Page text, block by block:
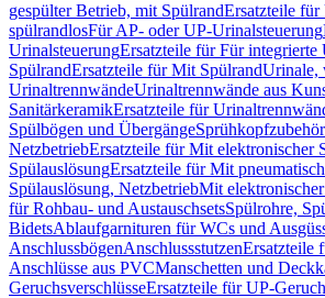
gespülter Betrieb, mit SpülrandErsatzteile
spülrandlosFür AP- oder UP-Urinalsteuerung
UrinalsteuerungErsatzteile für Für integrierte
SpülrandErsatzteile für Mit SpülrandUrinale,
UrinaltrennwändeUrinaltrennwände aus
SanitärkeramikErsatzteile für
Spülbögen und ÜbergängeSprühkopfzubehör
NetzbetriebErsatzteile für Mit elektronischer
SpülauslösungErsatzteile für Mit
Spülauslösung, NetzbetriebMit
für Rohbau- und AustauschsetsSpülrohre,
BidetsAblaufgarnituren für WCs und
AnschlussbögenAnschlussstutzenErsatzteile
Anschlüsse aus PVCManschetten und
GeruchsverschlüsseErsatzteile für UP-